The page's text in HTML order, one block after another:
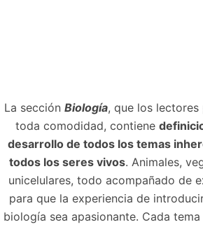
La sección Biología, que los
toda comodidad, contiene
desarrollo de todos los temas
todos los seres vivos. Animales,
unicelulares, todo acompañado de
para que la experiencia de
biología sea apasionante. Cada